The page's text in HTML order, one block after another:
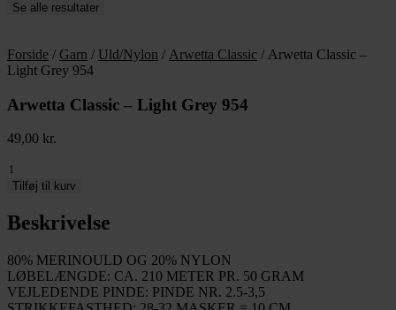
Se alle resultater
Forside / Garn / Uld/Nylon / Arwetta Classic / Arwetta Classic –
Light Grey 954
Arwetta Classic – Light Grey 954
49,00 kr.
Arwetta
Classic
Light
Grey
antal
Tilføj til kurv
Beskrivelse
80% MERINOULD OG 20% NYLON
LØBELÆNGDE: CA. 210 METER PR. 50 GRAM
VEJLEDENDE PINDE: PINDE NR. 2.5-3,5